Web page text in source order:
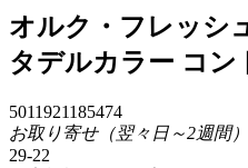
オルク・フレッシ
タデルカラー コン
5011921185474
お取り寄せ（翌々日～2週間）
29-22